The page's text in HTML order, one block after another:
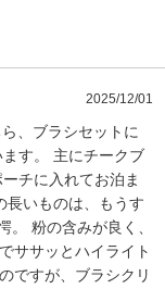
2025/12/01
、ブラシセットに
す。 主にチークブ
チに入れてお泊ま
長いものは、もうす
粉の含みが良く、
ササッとハイライト
ですが、ブラシクリ